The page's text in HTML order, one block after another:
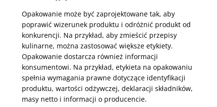
Opakowanie może być zaprojektowane tak, aby
poprawić wizerunek produktu i odróżnić produkt od
konkurencji. Na przykład, aby zmieścić przepisy
kulinarne, można zastosować większe etykiety.
Opakowanie dostarcza również informacji
konsumentowi. Na przykład, etykieta na opakowaniu
spełnia wymagania prawne dotyczące identyfikacji
produktu, wartości odżywczej, deklaracji składników,
masy netto i informacji o producencie.